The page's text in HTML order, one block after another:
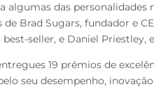
algumas das
de Brad Sugars, fundador e
seller, e Daniel
19 prémios de
seu desempenho,